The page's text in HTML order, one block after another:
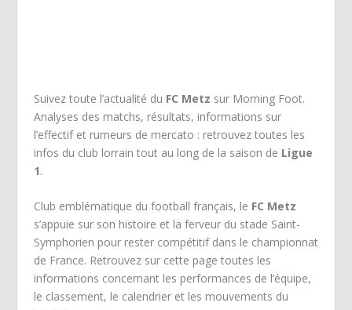
Suivez toute l’actualité du FC Metz sur Morning Foot.
Analyses des matchs, résultats, informations sur
l’effectif et rumeurs de mercato : retrouvez toutes les
infos du club lorrain tout au long de la saison de Ligue
1.
Club emblématique du football français, le FC Metz
s’appuie sur son histoire et la ferveur du stade Saint-
Symphorien pour rester compétitif dans le championnat
de France. Retrouvez sur cette page toutes les
informations concernant les performances de l’équipe,
le classement, le calendrier et les mouvements du